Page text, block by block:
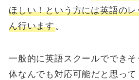
ほしい！という方には英語の
ん行います。
一般的に英語スクールででき
体なんでも対応可能だと思っ